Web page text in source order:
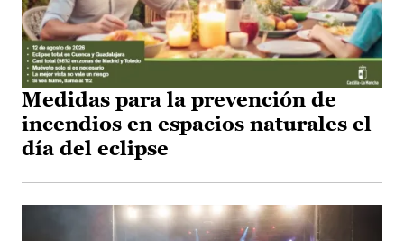
Medidas para la prevención de
incendios en espacios naturales el
día del eclipse